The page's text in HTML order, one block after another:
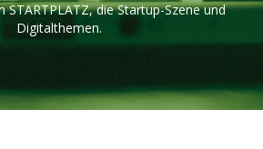
STARTPLATZ, die Startup-Szene und
Digitalthemen.